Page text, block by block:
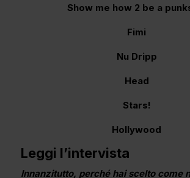
Show me how 2 be a
Fimi
Nu Dripp
Head
Stars!
Hollywood
Leggi l’intervista
Innanzitutto, perché hai scelto come